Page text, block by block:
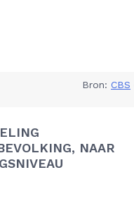
Bron: CBS
NAAR